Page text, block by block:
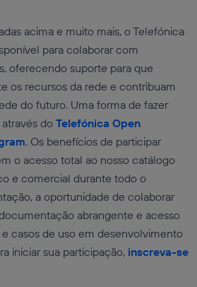
acima e muito mais, o Telefónica
para colaborar com
oferecendo suporte para que
os recursos da rede e contribuam
do futuro. Uma forma de fazer
do Telefónica Open
. Os benefícios de participar
o acesso total ao nosso catálogo
e comercial durante todo o
a oportunidade de colaborar
abrangente e acesso
e casos de uso em desenvolvimento
iniciar sua participação, inscreva-se